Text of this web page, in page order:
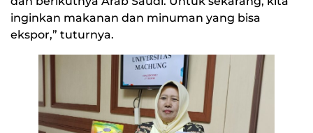
inginkan makanan dan minuman yang bisa
ekspor,” tuturnya.